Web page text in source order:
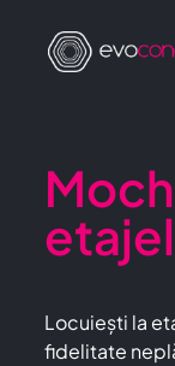
Locuiești la
fidelitate